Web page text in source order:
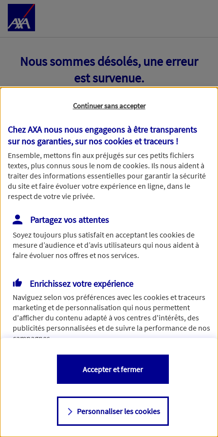
Accéder au Contenu
Nous sommes désolés, une erreur
est survenue.
Toutes nos excuses, une erreur technique nous empêche
de traiter votre demande. N'hésitez pas à rafraichir ce
formulaire dans quelques minutes.
Si besoin, vous pouvez nous joindre via notre page de
contact.
> Nous contacter
Continuer sans accepter
Chez AXA nous nous engageons à être transparents
sur nos garanties, sur noscookies et traceurs !
Ensemble, mettons fin aux préjugés sur ces petits fichiers
textes, plus connus sous le nom decookies. Ils nous aident à
traiter des informations essentielles pour garantir la sécurité
du site et faire évoluer votre expérience en ligne, dans le
respect de votre vie privée.
Partagez vos attentes
Soyez toujours plus satisfait en acceptant lescookiesde
mesure d’audience et d’avis utilisateurs qui nous aident à
faire évoluer nos offres et nos services.
Enrichissez votre expérience
Naviguez selon vos préférences avec lescookies et traceurs
marketing et de personnalisation qui nous permettent
d'afficher du contenu adapté à vos centres d'intérêts, des
publicités personnalisées et de suivre la performance de nos
campagnes.
Vous êtes libre de les accepter, de les refuser comme de
changer d'avis à tout moment en allant sur
Consulter notre politique decookies
Personnaliser les cookies
Accepter et fermer